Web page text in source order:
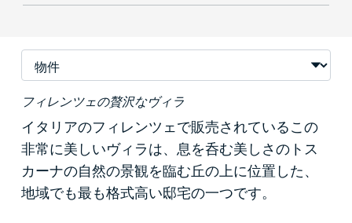
フィレンツェの贅沢なヴィラ
イタリアのフィレンツェで販売されているこの
非常に美しいヴィラは、息を呑む美しさのトス
カーナの自然の景観を臨む丘の上に位置した、
地域でも最も格式高い邸宅の一つです。